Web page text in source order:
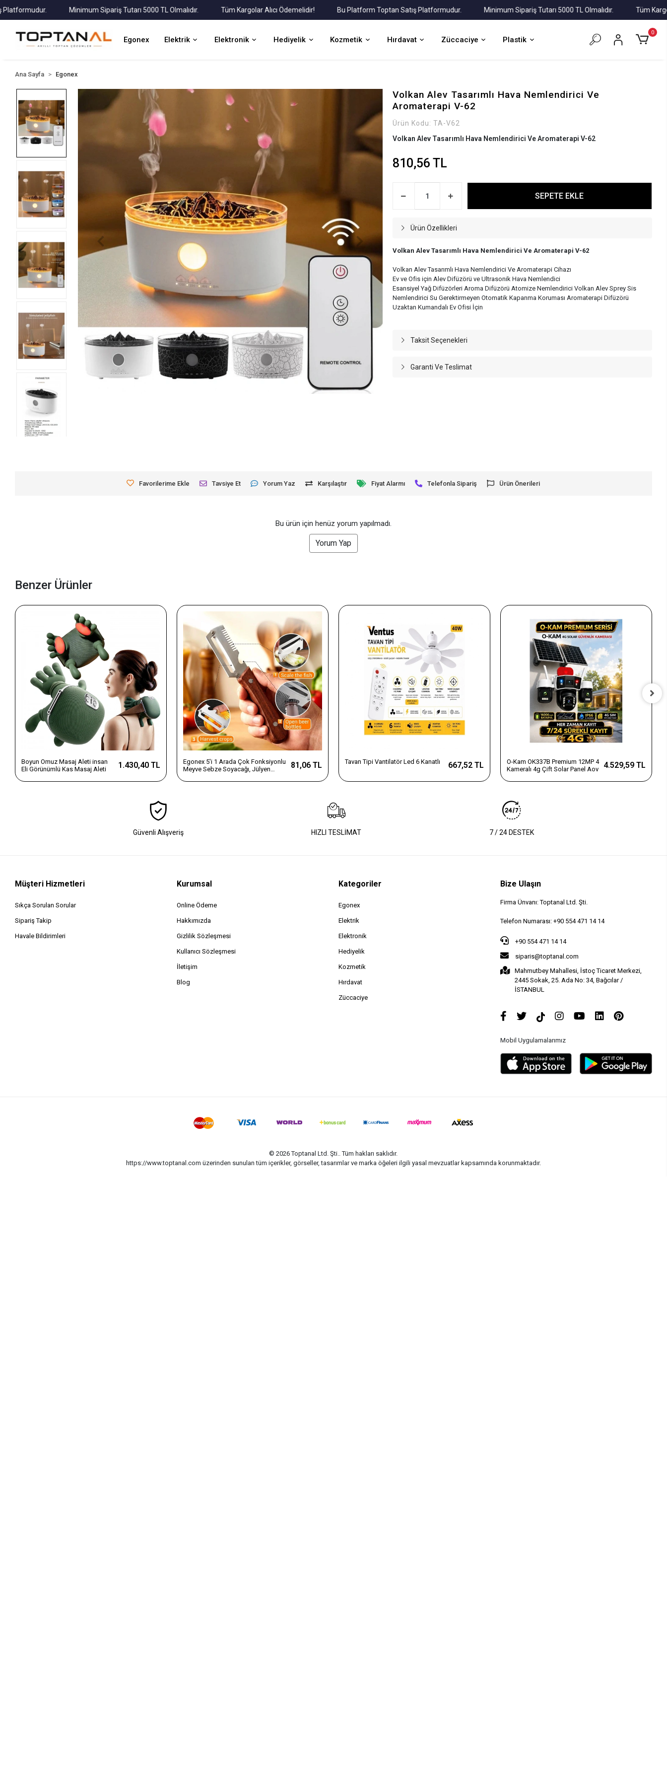
Minimum Sipariş Tutarı 5000 TL Olmalıdır. Tüm Kargolar Alıcı Ödemelidir! Bu Platform Toptan Satış Platformudur. Minimum Sipariş Tutarı 5000 TL Olmalıdır. Tüm Kargolar
Egonex Elektrik Elektronik Hediyelik Kozmetik Hırdavat Züccaciye Plastik
0
Ana Sayfa Egonex
Volkan Alev Tasarımlı Hava Nemlendirici Ve
Aromaterapi V-62
Ürün Kodu: TA-V62
Volkan Alev Tasarımlı Hava Nemlendirici Ve Aromaterapi V-62
810,56 TL
SEPETE EKLE
Ürün Özellikleri
Volkan Alev Tasarımlı Hava Nemlendirici Ve Aromaterapi V-62
Volkan Alev Tasarımlı Hava Nemlendirici Ve Aromaterapi Cihazı
Ev ve Ofis için Alev Difüzörü ve Ultrasonik Hava Nemlendici
Esansiyel Yağ Difüzörleri Aroma Difüzörü Atomize Nemlendirici Volkan Alev Sprey Sis
Nemlendirici Su Gerektirmeyen Otomatik Kapanma Koruması Aromaterapi Difüzörü
Uzaktan Kumandalı Ev Ofisi İçin
Taksit Seçenekleri
Garanti Ve Teslimat
Favorilerime Ekle Tavsiye Et Yorum Yaz Karşılaştır Fiyat Alarmı Telefonla Sipariş Ürün Önerileri
Bu ürün için henüz yorum yapılmadı.
Yorum Yap
Benzer Ürünler
Boyun Omuz Masaj Aleti insan
Eli Görünümlü Kas Masaj Aleti
1.430,40 TL
Egonex 5'i 1 Arada Çok Fonksiyonlu
Meyve Sebze Soyacağı, Jülyen
Saplı Paslanmaz Çelik
81,06 TL Tavan Tipi Vantilatör Led 6 Kanatlı 667,52 TL
O-Kam OK337B Premium 12MP 4
Kameralı 4g Çift Solar Panel Aov
4.529,59 TL
Güvenli Alışveriş HIZLI TESLİMAT 7 / 24 DESTEK
Müşteri Hizmetleri
Sıkça Sorulan Sorular
Sipariş Takip
Havale Bildirimleri
Kurumsal
Online Ödeme
Hakkımızda
Gizlilik Sözleşmesi
Kullanıcı Sözleşmesi
İletişim
Blog
Kategoriler
Egonex
Elektrik
Elektronik
Hediyelik
Kozmetik
Hırdavat
Züccaciye
Bize Ulaşın
Firma Ünvanı: Toptanal Ltd. Şti.
Telefon Numarası: +90 554 471 14 14
+90 554 471 14 14
siparis@toptanal.com
Mahmutbey Mahallesi, İstoç Ticaret Merkezi,
2445 Sokak, 25. Ada No: 34, Bağcılar /
İSTANBUL
Mobil Uygulamalarımız
© 2026 Toptanal Ltd. Şti.. Tüm hakları saklıdır.
https://www.toptanal.com üzerinden sunulan tüm içerikler, görseller, tasarımlar ve marka öğeleri ilgili yasal mevzuatlar kapsamında korunmaktadır.